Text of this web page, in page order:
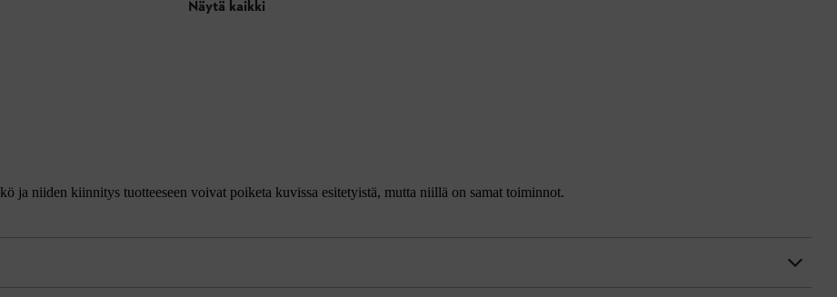
Näytä kaikki
ja niiden kiinnitys tuotteeseen voivat poiketa kuvissa esitetyistä, mutta niillä on samat toiminnot.